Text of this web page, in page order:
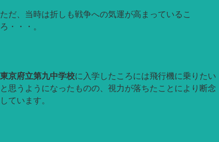
ただ、当時は折しも戦争への気運が高まっているこ
ろ・・・。
東京府立第九中学校に入学したころには飛行機に乗りたい
と思うようになったものの、視力が落ちたことにより断念
しています。